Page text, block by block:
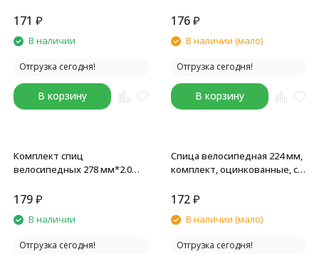
серебристые, 18 шт
171 ₽
В наличии
Отгрузка сегодня!
В корзину
ниппелями 1/2", 18 шт
176₽
В наличии (мало)
Отгрузка сегодня!
В корзину
Комплект спиц
велосипедных 278 мм*2.0
серебристые, 18 шт
179₽
В наличии
Отгрузка сегодня!
Спица велосипедная 224 мм,
комплект, оцинкованные, с
шт
172₽
В наличии (мало)
Отгрузка сегодня!